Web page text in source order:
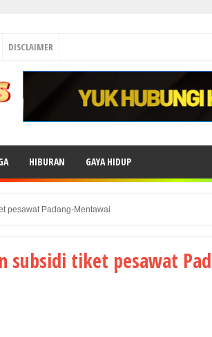
DISCLAIMER
HIBURAN GAYA HIDUP
pesawat Padang-Mentawai
subsidi tiket pesawat